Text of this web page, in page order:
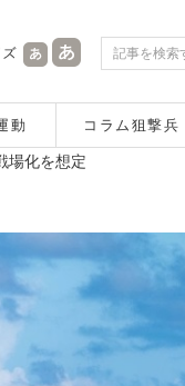
動 コラム狙撃兵
場化を想定